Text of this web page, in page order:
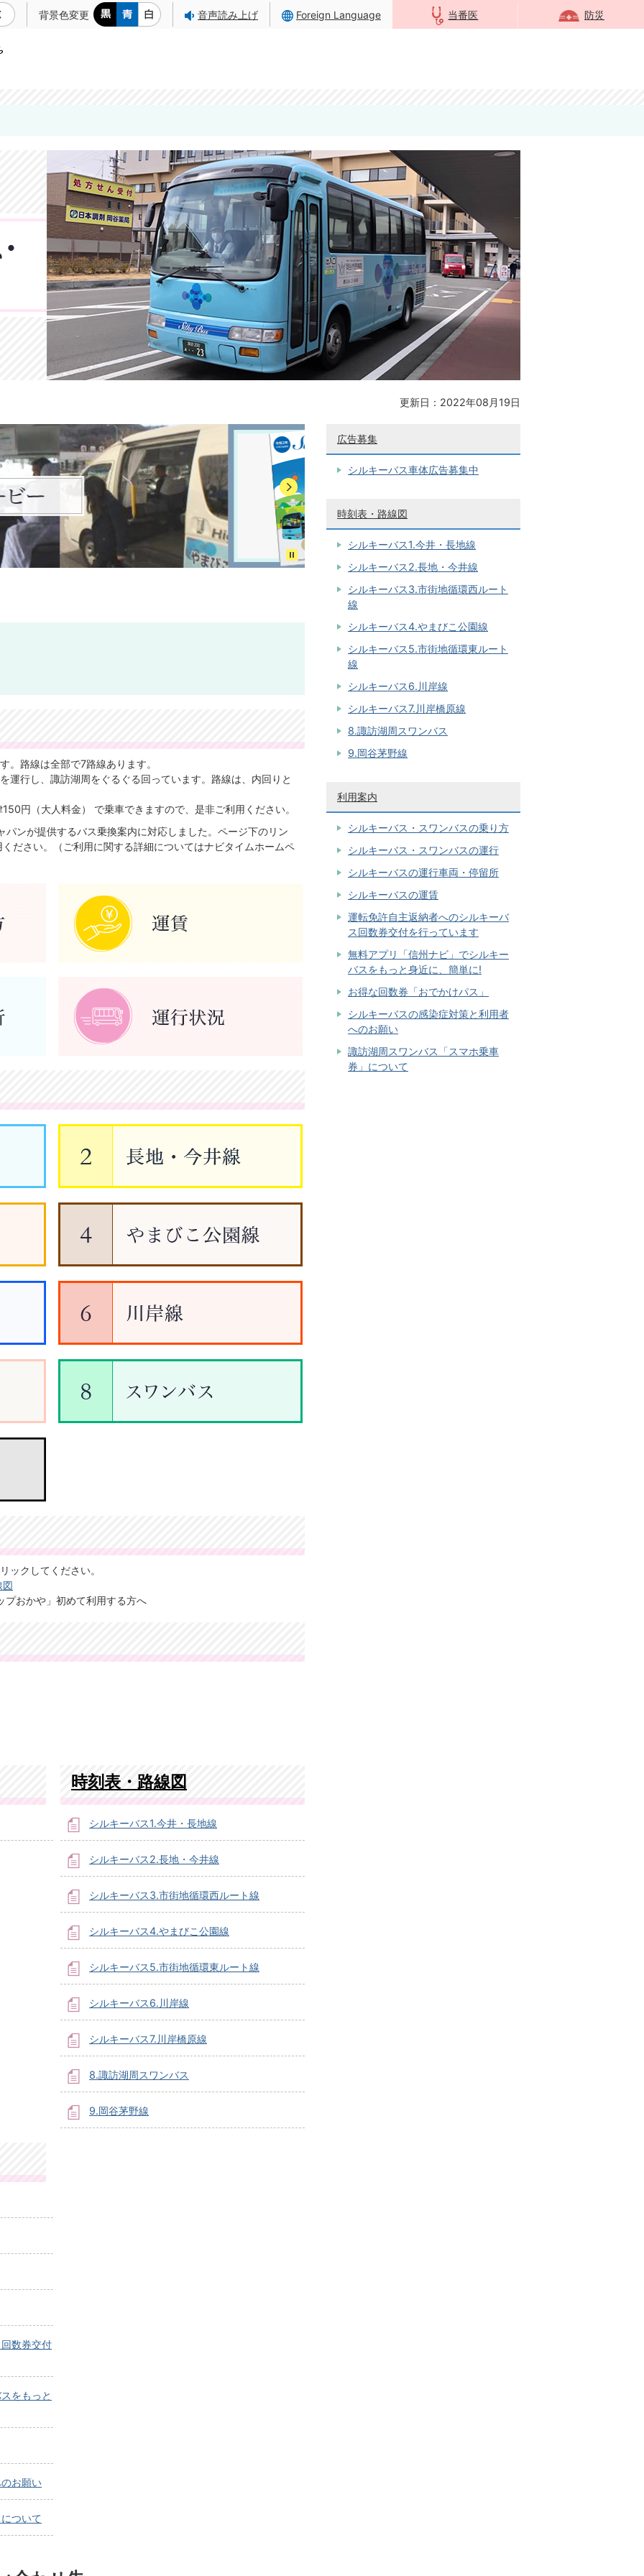
背景色変更 音声読み上げ Foreign Language 当番医 防災
更新日：2022年08月19日
。路線は全部で7路線あります。
運行し、諏訪湖周をぐるぐる回っています。路線は、内回りと
円（大人料金） で乗車できますので、是非ご利用ください。
ンが提供するバス乗換案内に対応しました。ページ下のリン
ださい。（ご利用に関する詳細についてはナビタイムホームペ
ックしてください。
図
プおかや」初めて利用する方へ
時刻表・路線図
シルキーバス1.今井・長地線
シルキーバス2.長地・今井線
シルキーバス3.市街地循環西ルート線
シルキーバス4.やまびこ公園線
シルキーバス5.市街地循環東ルート線
シルキーバス6.川岸線
シルキーバス7.川岸橋原線
8.諏訪湖周スワンバス
9.岡谷茅野線
数券交付
をもっと
お願い
ついて
広告募集
シルキーバス車体広告募集中
時刻表・路線図
シルキーバス1.今井・長地線
シルキーバス2.長地・今井線
シルキーバス3.市街地循環西ルート
線
シルキーバス4.やまびこ公園線
シルキーバス5.市街地循環東ルート
線
シルキーバス6.川岸線
シルキーバス7.川岸橋原線
8.諏訪湖周スワンバス
9.岡谷茅野線
利用案内
シルキーバス・スワンバスの乗り方
シルキーバス・スワンバスの運行
シルキーバスの運行車両・停留所
シルキーバスの運賃
運転免許自主返納者へのシルキーバ
ス回数券交付を行っています
無料アプリ「信州ナビ」でシルキー
バスをもっと身近に、簡単に!
お得な回数券「おでかけパス」
シルキーバスの感染症対策と利用者
へのお願い
諏訪湖周スワンバス「スマホ乗車
券」について